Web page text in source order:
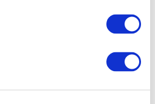
lui Brâncuși, în expoziție